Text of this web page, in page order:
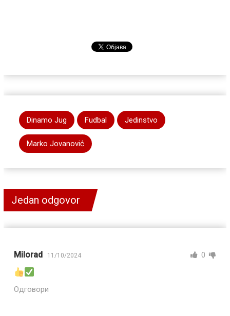
Dinamo Jug Fudbal Jedinstvo
Marko Jovanović
Jedan odgovor
Milorad 11/10/2024 0
Одговори